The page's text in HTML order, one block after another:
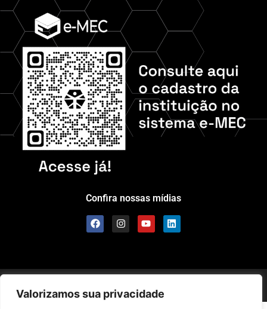
Valorizamos sua privacidade
Confira nossas mídias